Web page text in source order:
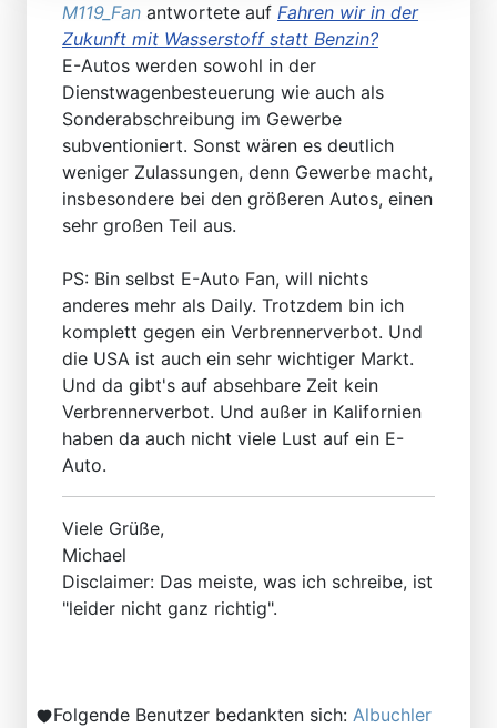
M119_Fan antwortete auf Fahren wir in der
Zukunft mit Wasserstoff statt Benzin?
E-Autos werden sowohl in der
Dienstwagenbesteuerung wie auch als
Sonderabschreibung im Gewerbe
subventioniert. Sonst wären es deutlich
weniger Zulassungen, denn Gewerbe macht,
insbesondere bei den größeren Autos, einen
sehr großen Teil aus.
PS: Bin selbst E-Auto Fan, will nichts
anderes mehr als Daily. Trotzdem bin ich
komplett gegen ein Verbrennerverbot. Und
die USA ist auch ein sehr wichtiger Markt.
Und da gibt's auf absehbare Zeit kein
Verbrennerverbot. Und außer in Kalifornien
haben da auch nicht viele Lust auf ein E-
Auto.
Viele Grüße,
Michael
Disclaimer: Das meiste, was ich schreibe, ist
"leider nicht ganz richtig".
Folgende Benutzer bedankten sich: Albuchler